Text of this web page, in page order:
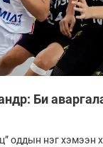
Би
оддын нэг хэмээн